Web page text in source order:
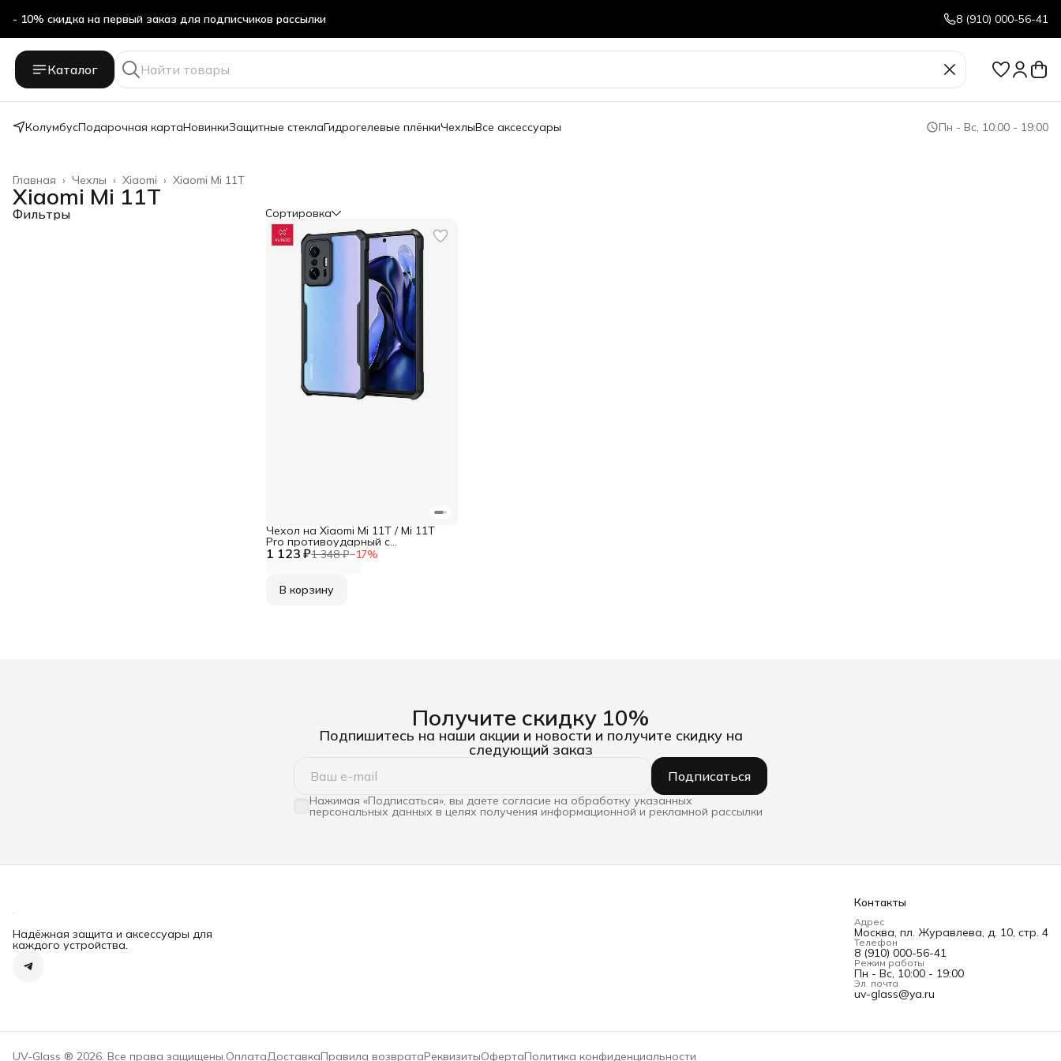
- 10% скидка на первый заказ для подписчиков рассылки 8 (910) 000-56-41
Каталог
КолумбусПодарочная картаНовинкиЗащитные стеклаГидрогелевые плёнкиЧехлыВсе аксессуары Пн - Вс, 10:00 - 19:00
Xiaomi Mi 11T
Xiaomi ›
Чехлы ›
Главная ›
Xiaomi Mi 11T
Фильтры Сортировка
1 123 ₽1 348 ₽−17%
Чехол на Xiaomi Mi 11T / Mi 11T
Pro противоударный с
усиленными углами
В корзину
Получите скидку 10%
Подпишитесь на наши акции и новости и получите скидку на
следующий заказ
Подписаться
Нажимая «Подписаться», вы даете согласие на обработку указанных
персональных данных в целях получения информационной и рекламной рассылки
Надёжная защита и аксессуары для
каждого устройства.
Контакты
Адрес
Москва, пл. Журавлева, д. 10, стр. 4
Телефон
8 (910) 000-56-41
Режим работы
Пн - Вс, 10:00 - 19:00
Эл. почта
uv-glass@ya.ru
UV-Glass ® 2026. Все права защищены.ОплатаДоставкаПравила возвратаРеквизитыОфертаПолитика конфиденциальности